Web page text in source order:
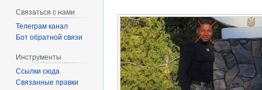
Связаться с нами
Телеграм канал
Бот обратной связи
Инструменты
Ссылки сюда
Связанные правки